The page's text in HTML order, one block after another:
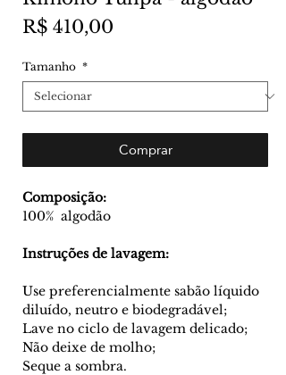
R$ 410,00
Tamanho *
Comprar
Composição:
100% algodão
Instruções de lavagem:
Use preferencialmente sabão líquido
diluído, neutro e biodegradável;
Lave no ciclo de lavagem delicado;
Não deixe de molho;
Seque a sombra.